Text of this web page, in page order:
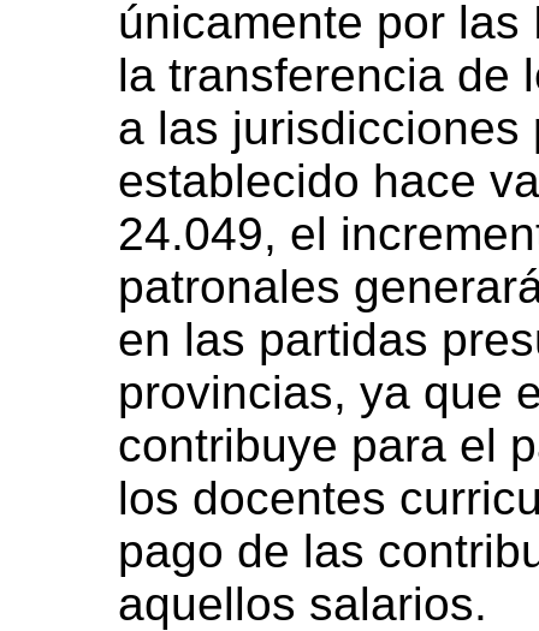
únicamente por
la transferencia de
a las
establecido hace
24.049, el
patronales
en las partidas
provincias, ya que
contribuye para el
los docentes
pago de las
aquellos salarios.